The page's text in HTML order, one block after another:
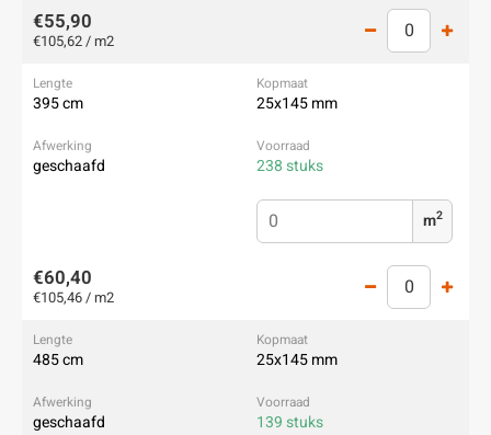
€55,90
€105,62 / m2
395 cm 25x145 mm
geschaafd 238 stuks
m2
€60,40
€105,46 / m2
485 cm 25x145 mm
geschaafd 139 stuks